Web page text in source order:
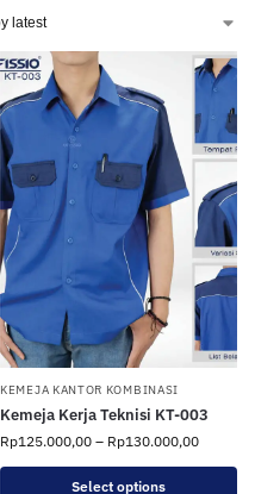
KEMEJA KANTOR KOMBINASI
Kemeja Kerja Teknisi KT-003
Rp125.000,00 – Rp130.000,00
Select options